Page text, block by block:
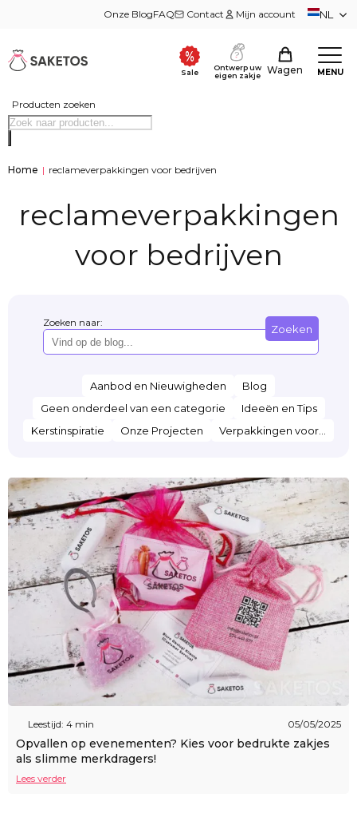
Onze BlogFAQ Contact Mijn account NL
Producten zoeken
Sale
Ontwerp uw
eigen zakje
Wagen MENU
Home | reclameverpakkingen voor bedrijven
reclameverpakkingen
voor bedrijven
Zoeken naar: Zoeken
Aanbod en Nieuwigheden
Blog
Geen onderdeel van een categorie
Ideeën en Tips
Kerstinspiratie
Onze Projecten Verpakkingen voor...
Leestijd: 4 min 05/05/2025
Opvallen op evenementen? Kies voor bedrukte zakjes
als slimme merkdragers!
Lees verder